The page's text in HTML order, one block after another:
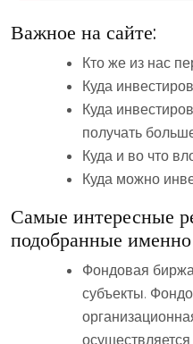
Важное на сайте:
Кто же из нас
Куда
Куда
получать
Куда и во что
Куда можно
Самые интересные
подобранные
Фондовая
субъекты.